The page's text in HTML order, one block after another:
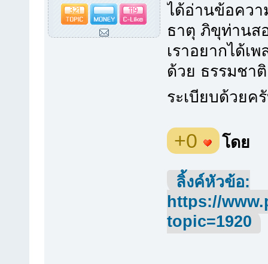
321 119
ได้อ่านข้อคว
ธาตุ ภิขุท่านส
เราอยากได้เพ
ด้วย ธรรมชา
ระเบียบด้วยค
+0 โดย
ลิ้งค์หัวข้อ:
https://
topic=1920